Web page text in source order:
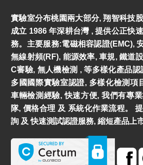
實驗室分布桃園兩大部分, 翔智科技
成立 1986 年深耕台灣 , 提供公正快
務。主要服務:電磁相容認證(EMC),
無線射頻(RF), 能源效率, 車規, 鐵道
C審驗, 無人機檢測 , 等多樣化產品認
多國國際實驗室認證, 多樣化檢測項
車輛檢測經驗, 快速方便, 我們有專
隊, 價格合理 及 系統化作業流程。
詢 及 快速測試認證服務, 縮短產品上